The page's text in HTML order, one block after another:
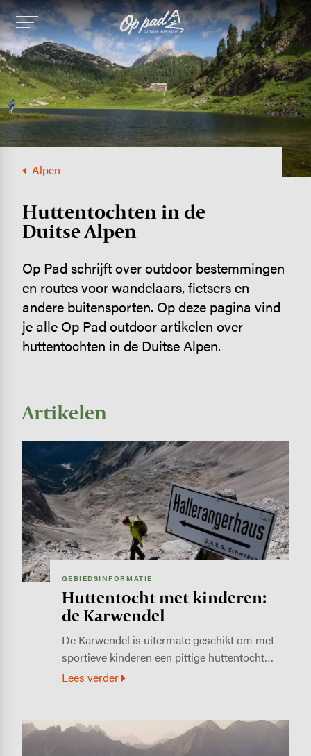
Image
Alpen
Hutten­tochten in de
Duitse Alpen
Op Pad schrijft over outdoor bestemmingen
en routes voor wandelaars, fietsers en
andere buitensporten. Op deze pagina vind
je alle Op Pad outdoor artikelen over
huttentochten in de Duitse Alpen.
Artikelen
GEBIEDSINFORMATIE
Huttentocht met kinderen:
de Karwendel
De Karwendel is uitermate geschikt om met
sportieve kinderen een pittige huttentocht…
Lees verder
Image